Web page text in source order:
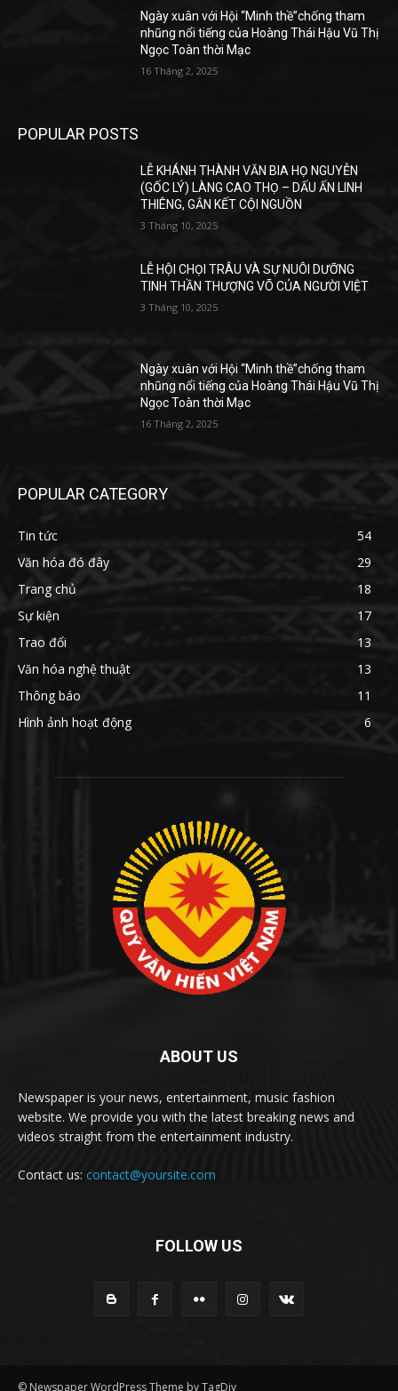
Ngày xuân với Hội “Minh thề”chống tham
nhũng nổi tiếng của Hoàng Thái Hậu Vũ Thị
Ngọc Toàn thời Mạc
16 Tháng 2, 2025
POPULAR POSTS
LỄ KHÁNH THÀNH VĂN BIA HỌ NGUYỄN
(GỐC LÝ) LÀNG CAO THỌ – DẤU ẤN LINH
THIÊNG, GẮN KẾT CỘI NGUỒN
3 Tháng 10, 2025
LỄ HỘI CHỌI TRÂU VÀ SỰ NUÔI DƯỠNG
TINH THẦN THƯỢNG VÕ CỦA NGƯỜI VIỆT
3 Tháng 10, 2025
Ngày xuân với Hội “Minh thề”chống tham
nhũng nổi tiếng của Hoàng Thái Hậu Vũ Thị
Ngọc Toàn thời Mạc
16 Tháng 2, 2025
POPULAR CATEGORY
Tin tức
54
Văn hóa đó đây
29
Trang chủ
18
Sự kiện
17
Trao đổi
13
Văn hóa nghệ thuật
13
Thông báo
11
Hình ảnh hoạt động
6
ABOUT US
Newspaper is your news, entertainment, music fashion
website. We provide you with the latest breaking news and
videos straight from the entertainment industry.
Contact us: contact@yoursite.com
FOLLOW US
© Newspaper WordPress Theme by TagDiv